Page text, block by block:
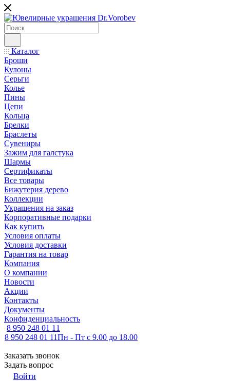
Каталог
Броши
Кулоны
Серьги
Колье
Пины
Цепи
Кольца
Брелки
Браслеты
Сувениры
Зажим для галстука
Шармы
Сертификаты
Все товары
Бижутерия дерево
Коллекции
Украшения на заказ
Корпоративные подарки
Как купить
Условия оплаты
Условия доставки
Гарантия на товар
Компания
О компании
Новости
Акции
Контакты
Документы
Конфиденциальность
8 950 248 01 11
8 950 248 01 11Пн - Пт с 9.00 до 18.00
Заказать звонок
Задать вопрос
Войти